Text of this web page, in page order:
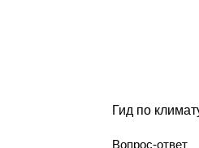
Гид по
Вопрос-ответ